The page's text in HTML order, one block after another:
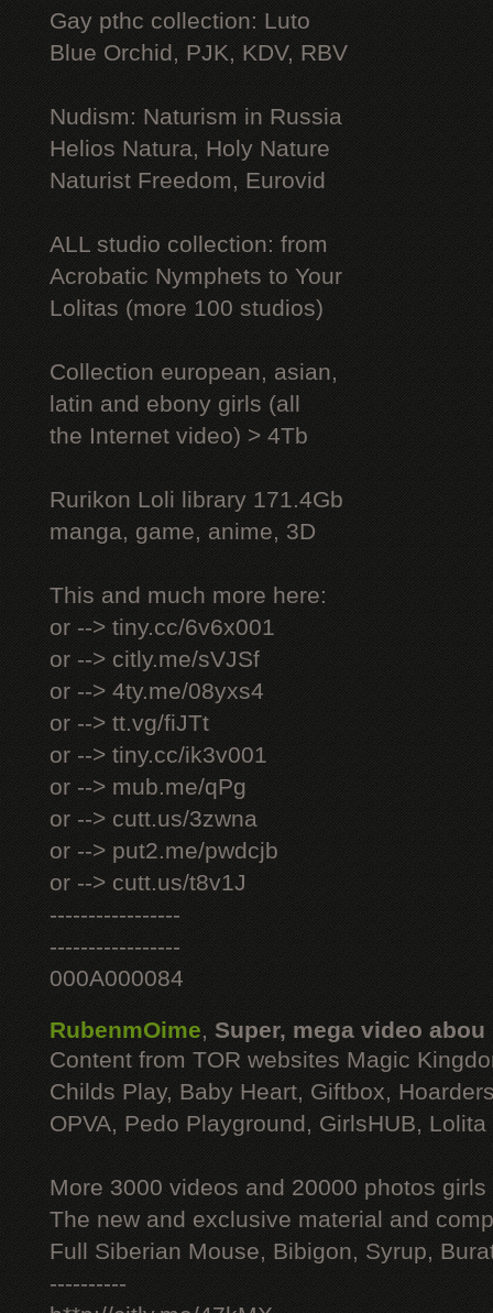
Gay рthс collection: Luto
Blue Orchid, PJK, KDV, RBV
Nudism: Naturism in Russia
Helios Natura, Holy Nature
Naturist Freedom, Eurovid
ALL studio collection: from
Acrobatic Nymрhеts to Your
Lоlitаs (more 100 studios)
Collection european, asian,
latin and ebony girls (all
the Internet video) > 4Tb
Rurikon Lоli library 171.4Gb
manga, game, anime, 3D
This and much more here:
or --> tiny.cc/6v6x001
or --> citly.me/sVJSf
or --> 4ty.me/08yxs4
or --> tt.vg/fiJTt
or --> tiny.cc/ik3v001
or --> mub.me/qPg
or --> cutt.us/3zwna
or --> put2.me/pwdcjb
or --> cutt.us/t8v1J
-----------------
-----------------
000A000084
RubenmOime, Super, mega video abou
Content from TOR websites Magic
Childs Play, Baby Heart, Giftbox,
OPVA, Pedo Playground, GirlsHUB, Lolita
More 3000 videos and 20000 photos
The new and exclusive material and
Full Siberian Mouse, Bibigon, Syrup,
----------